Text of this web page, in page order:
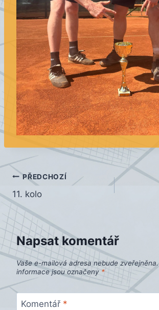
Navigace
pro
příspěvek
PŘEDCHOZÍ
11. kolo
Napsat komentář
Vaše e-mailová adresa nebude zveřejněna.
informace jsou označeny *
Komentář *